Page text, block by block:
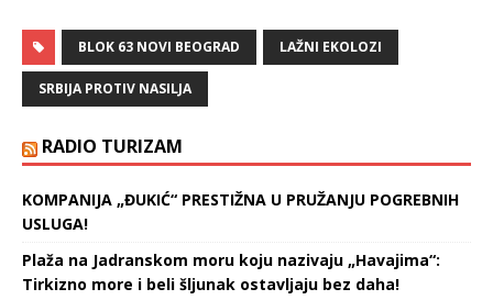
presedan i nezabeležen
slučaj u istoriji zelenih
pokreta u svetu, kažu u
autentičnom ekološkom
Srbije, čije saopštenje za
javnost prenosimo u
BLOK 63 NOVI BEOGRAD LAŽNI EKOLOZI
SRBIJA PROTIV NASILJA
RADIO TURIZAM
KOMPANIJA „ĐUKIĆ“ PRESTIŽNA U PRUŽANJU POGREBNIH
USLUGA!
Plaža na Jadranskom moru koju nazivaju „Havajima“:
Tirkizno more i beli šljunak ostavljaju bez daha!